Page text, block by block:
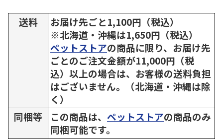
送料
お届け先ごと1,100円（税込）
※北海道・沖縄は1,650円（税込）
ペットストアの商品に限り、お届け先
ごとのご注文金額が11,000円（税
込）以上の場合は、お客様の送料負担
はございません。（北海道・沖縄は除
く）
同梱等
この商品は、 ペットストアの商品のみ
同梱可能です。